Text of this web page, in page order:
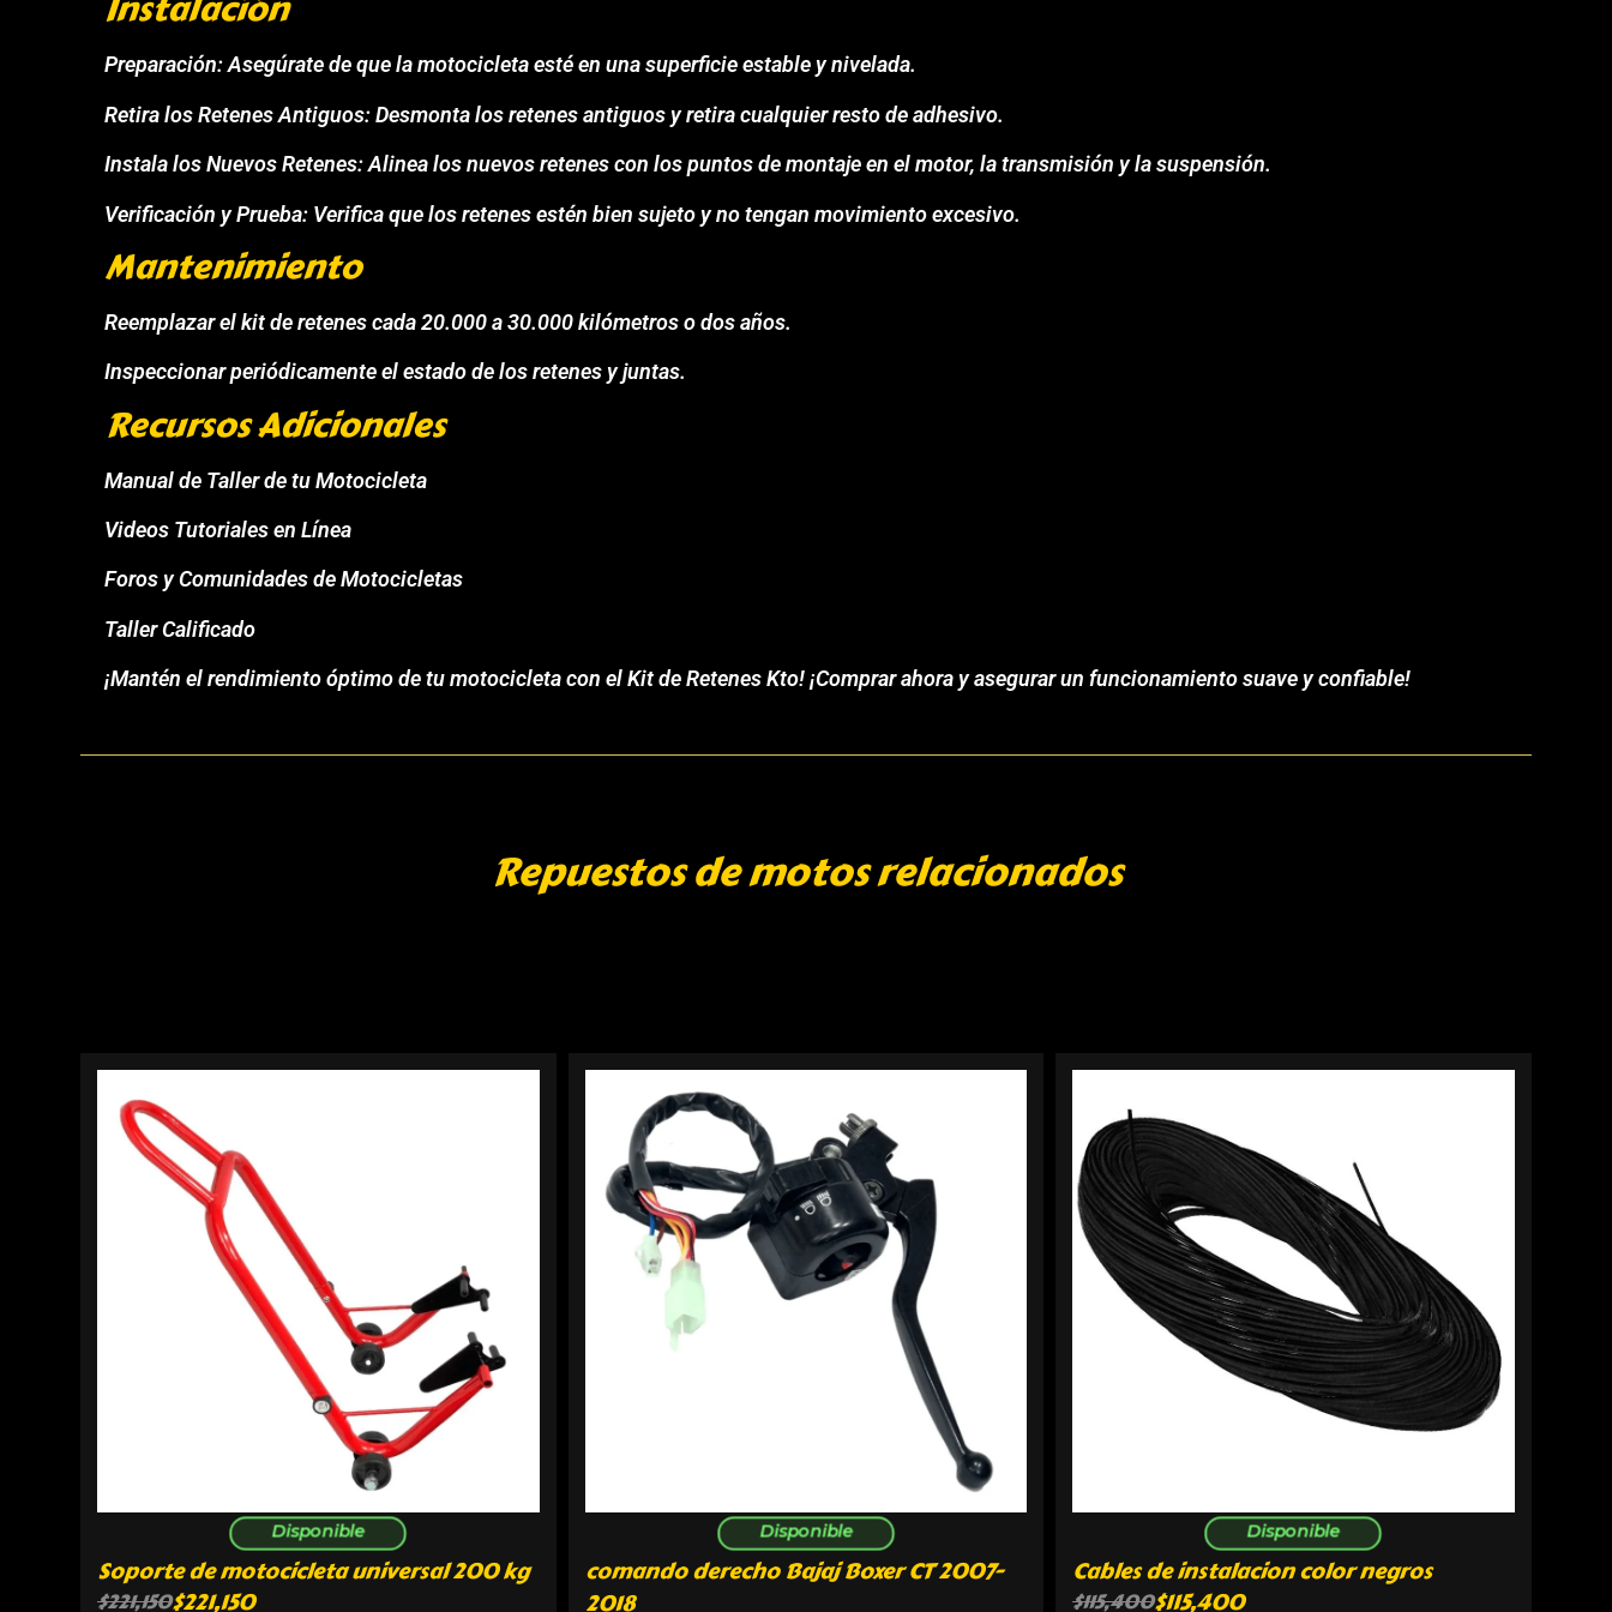
Preparación: Asegúrate de que la motocicleta esté en una superficie estable y nivelada.
Retira los Retenes Antiguos: Desmonta los retenes antiguos y retira cualquier resto de adhesivo.
Instala los Nuevos Retenes: Alinea los nuevos retenes con los puntos de montaje en el motor, la transmisión y la suspensión.
Verificación y Prueba: Verifica que los retenes estén bien sujeto y no tengan movimiento excesivo.
Mantenimiento
Reemplazar el kit de retenes cada 20.000 a 30.000 kilómetros o dos años.
Inspeccionar periódicamente el estado de los retenes y juntas.
Recursos Adicionales
Manual de Taller de tu Motocicleta
Videos Tutoriales en Línea
Foros y Comunidades de Motocicletas
Taller Calificado
¡Mantén el rendimiento óptimo de tu motocicleta con el Kit de Retenes Kto! ¡Comprar ahora y asegurar un funcionamiento suave y confiable!
Repuestos de motos relacionados
Disponible
Soporte de motocicleta universal 200 kg
$221,150$221,150
Disponible
comando derecho Bajaj Boxer CT 2007-
2018
Disponible
Cables de instalacion color negros
$115,400$115,400